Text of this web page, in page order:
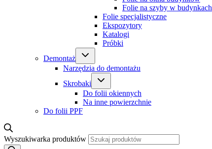
Folie na szyby w budynkach
Folie specjalistyczne
Ekspozytory
Katalogi
Próbki
Demontaż
Narzędzia do demontażu
Skrobaki
Do folii okiennych
Na inne powierzchnie
Do folii PPF
Wyszukiwarka produktów